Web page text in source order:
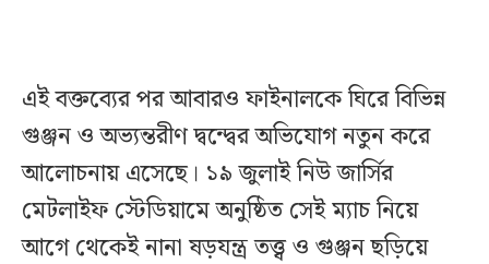
এই বক্তব্যের পর আবারও ফাইনালকে ঘিরে বিভিন্ন
গুঞ্জন ও অভ্যন্তরীণ দ্বন্দ্বের অভিযোগ নতুন করে
আলোচনায় এসেছে। ১৯ জুলাই নিউ জার্সির
মেটলাইফ স্টেডিয়ামে অনুষ্ঠিত সেই ম্যাচ নিয়ে
আগে থেকেই নানা ষড়যন্ত্র তত্ত্ব ও গুঞ্জন ছড়িয়ে